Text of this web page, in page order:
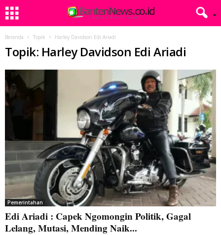
Beranda Topik Harley Davidson Edi Ariadi
Topik: Harley Davidson Edi Ariadi
Pemerintahan
Edi Ariadi : Capek Ngomongin Politik, Gagal
Lelang, Mutasi, Mending Naik...